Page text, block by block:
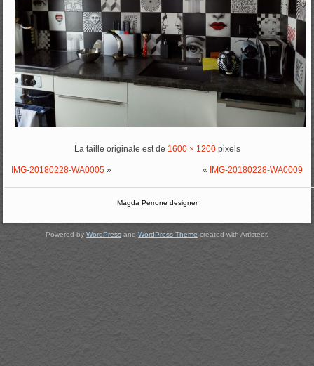
La taille originale est de 1600 × 1200pixels
IMG-20180228-WA0005 » « IMG-20180228-WA0009
Magda Perrone designer
Powered by WordPress and WordPress Theme created with Artisteer.